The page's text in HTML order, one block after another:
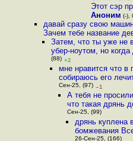
Этот сэр
Аноним (-),
давай сразу свою
Зачем тебе название
Затем, что ты уже не
убер-ноутом, но
(88) +2
мне нравится что в
собираюсь его
Сен-25, (97) –1
А тебя не
что такая дрянь
Сен-25, (99)
дрянь куплена
бомжевания